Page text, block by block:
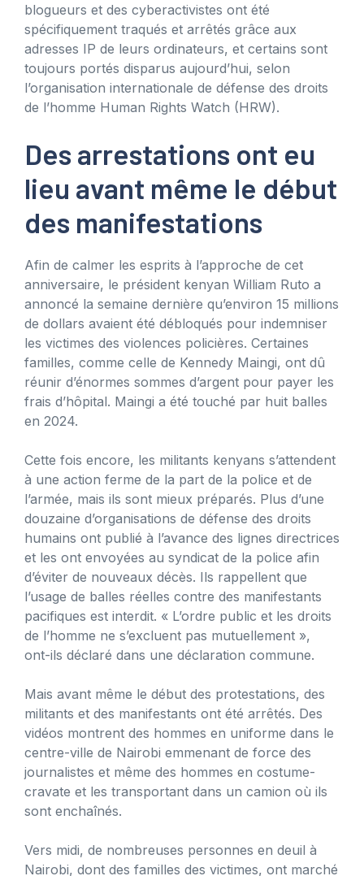
blogueurs et des cyberactivistes ont été
spécifiquement traqués et arrêtés grâce aux
adresses IP de leurs ordinateurs, et certains sont
toujours portés disparus aujourd’hui, selon
l’organisation internationale de défense des droits
de l’homme Human Rights Watch (HRW).
Des arrestations ont eu
lieu avant même le début
des manifestations
Afin de calmer les esprits à l’approche de cet
anniversaire, le président kenyan William Ruto a
annoncé la semaine dernière qu’environ 15 millions
de dollars avaient été débloqués pour indemniser
les victimes des violences policières. Certaines
familles, comme celle de Kennedy Maingi, ont dû
réunir d’énormes sommes d’argent pour payer les
frais d’hôpital. Maingi a été touché par huit balles
en 2024.
Cette fois encore, les militants kenyans s’attendent
à une action ferme de la part de la police et de
l’armée, mais ils sont mieux préparés. Plus d’une
douzaine d’organisations de défense des droits
humains ont publié à l’avance des lignes directrices
et les ont envoyées au syndicat de la police afin
d’éviter de nouveaux décès. Ils rappellent que
l’usage de balles réelles contre des manifestants
pacifiques est interdit. « L’ordre public et les droits
de l’homme ne s’excluent pas mutuellement »,
ont-ils déclaré dans une déclaration commune.
Mais avant même le début des protestations, des
militants et des manifestants ont été arrêtés. Des
vidéos montrent des hommes en uniforme dans le
centre-ville de Nairobi emmenant de force des
journalistes et même des hommes en costume-
cravate et les transportant dans un camion où ils
sont enchaînés.
Vers midi, de nombreuses personnes en deuil à
Nairobi, dont des familles des victimes, ont marché